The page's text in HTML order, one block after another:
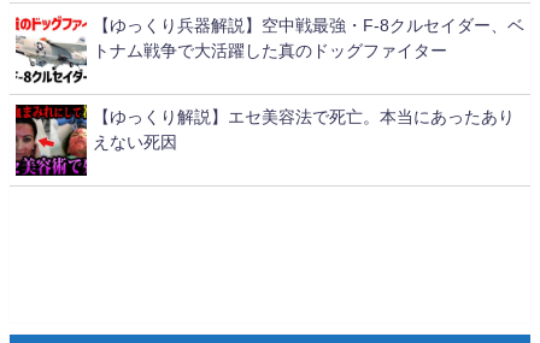
【ゆっくり兵器解説】空中戦最強・F-8クルセイダー、ベ
トナム戦争で大活躍した真のドッグファイター
【ゆっくり解説】エセ美容法で死亡。本当にあったあり
えない死因